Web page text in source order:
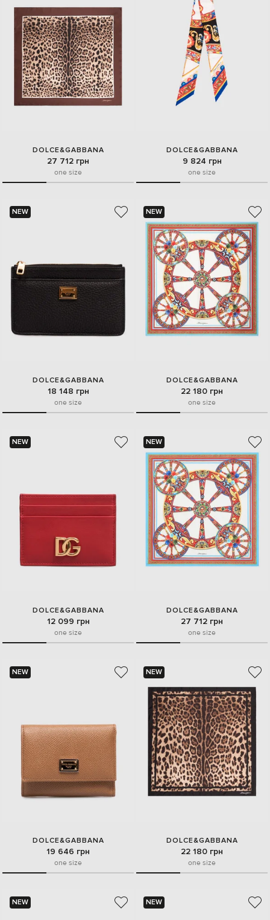
DOLCE&GABBANA
27 712 грн
one size
DOLCE&GABBANA
9 824 грн
one size
NEW
DOLCE&GABBANA
18 148 грн
one size
NEW
DOLCE&GABBANA
22 180 грн
one size
NEW
DOLCE&GABBANA
12 099 грн
one size
NEW
DOLCE&GABBANA
27 712 грн
one size
NEW
DOLCE&GABBANA
19 646 грн
one size
NEW
DOLCE&GABBANA
22 180 грн
one size
NEW NEW